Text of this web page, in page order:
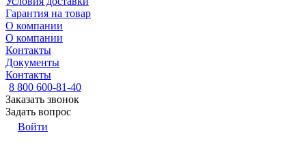
Гарантия на товар
О компании
О компании
Контакты
Документы
Контакты
8 800 600-81-40
Заказать звонок
Задать вопрос
Войти